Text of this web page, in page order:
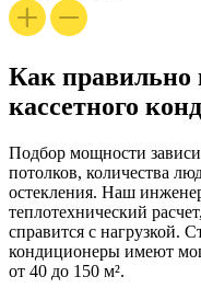
Как правильно
кассетного
Подбор мощности
потолков, количества
остекления. Наш
теплотехнический
справится с нагрузкой.
кондиционеры имеют
от 40 до 150 м².